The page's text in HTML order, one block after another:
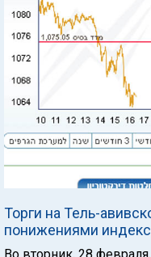
Торги на Тель-
понижениями